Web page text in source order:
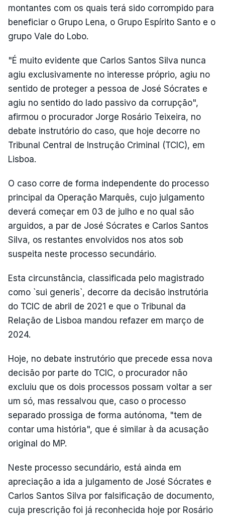
montantes com os quais terá sido corrompido para
beneficiar o Grupo Lena, o Grupo Espírito Santo e o
grupo Vale do Lobo.
"É muito evidente que Carlos Santos Silva nunca
agiu exclusivamente no interesse próprio, agiu no
sentido de proteger a pessoa de José Sócrates e
agiu no sentido do lado passivo da corrupção",
afirmou o procurador Jorge Rosário Teixeira, no
debate instrutório do caso, que hoje decorre no
Tribunal Central de Instrução Criminal (TCIC), em
Lisboa.
O caso corre de forma independente do processo
principal da Operação Marquês, cujo julgamento
deverá começar em 03 de julho e no qual são
arguidos, a par de José Sócrates e Carlos Santos
Silva, os restantes envolvidos nos atos sob
suspeita neste processo secundário.
Esta circunstância, classificada pelo magistrado
como `sui generis`, decorre da decisão instrutória
do TCIC de abril de 2021 e que o Tribunal da
Relação de Lisboa mandou refazer em março de
2024.
Hoje, no debate instrutório que precede essa nova
decisão por parte do TCIC, o procurador não
excluiu que os dois processos possam voltar a ser
um só, mas ressalvou que, caso o processo
separado prossiga de forma autónoma, "tem de
contar uma história", que é similar à da acusação
original do MP.
Neste processo secundário, está ainda em
apreciação a ida a julgamento de José Sócrates e
Carlos Santos Silva por falsificação de documento,
cuja prescrição foi já reconhecida hoje por Rosário